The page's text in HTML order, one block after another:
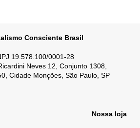
Consciente Brasil
19.578.100/0001-28
Neves 12, Conjunto 1308,
Cidade Monções, São Paulo, SP
Nossa loja